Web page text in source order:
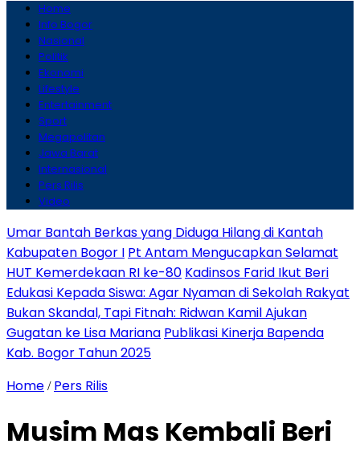
Home
Info Bogor
Nasional
Politik
Ekonomi
Lifestyle
Entertainment
Sport
Megapolitan
Jawa Barat
Internasional
Pers Rilis
Video
Umar Bantah Berkas yang Diduga Hilang di Kantah
Kabupaten Bogor I Pt Antam Mengucapkan Selamat
HUT Kemerdekaan RI ke-80 Kadinsos Farid Ikut Beri
Edukasi Kepada Siswa: Agar Nyaman di Sekolah Rakyat
Bukan Skandal, Tapi Fitnah: Ridwan Kamil Ajukan
Gugatan ke Lisa Mariana Publikasi Kinerja Bapenda
Kab. Bogor Tahun 2025
Home / Pers Rilis
Musim Mas Kembali Beri